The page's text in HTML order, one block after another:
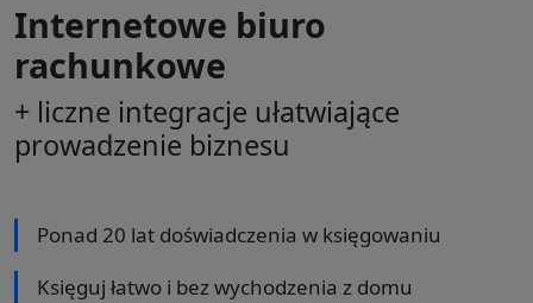
Internetowe biuro
rachunkowe
+ liczne integracje ułatwiające
prowadzenie biznesu
Ponad 20 lat doświadczenia w księgowaniu
Księguj łatwo i bez wychodzenia z domu